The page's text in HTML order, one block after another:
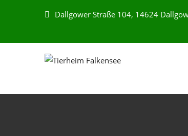
Dallgower Straße 104, 14624